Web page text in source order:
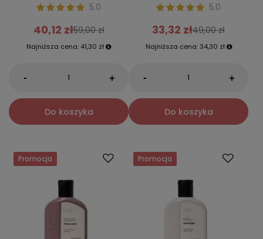
5.0
40,12 zł59,00 zł
Najniższa cena: 41,30 zł
- +
Do koszyka
5.0
33,32 zł49,00 zł
Najniższa cena: 34,30 zł
- +
Do koszyka
Promocja Promocja